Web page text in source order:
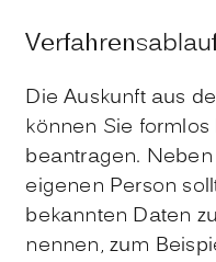
Die Auskunft aus
können Sie
beantragen.
eigenen Person
bekannten Daten
nennen, zum